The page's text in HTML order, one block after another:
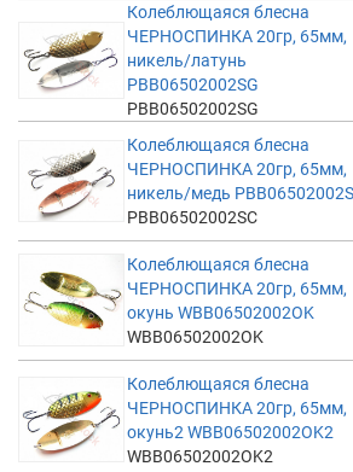
Колеблющаяся блесна
ЧЕРНОСПИНКА 20гр, 65мм,
никель/латунь
PBB06502002SG
PBB06502002SG
Колеблющаяся блесна
ЧЕРНОСПИНКА 20гр, 65мм,
никель/медь
PBB06502002SC
Колеблющаяся блесна
ЧЕРНОСПИНКА 20гр, 65мм,
окунь WBB06502002OK
WBB06502002OK
Колеблющаяся блесна
ЧЕРНОСПИНКА 20гр, 65мм,
окунь2 WBB06502002OK2
WBB06502002OK2